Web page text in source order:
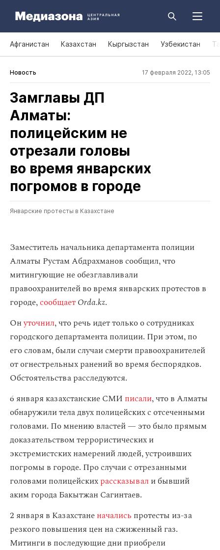
Афганистан Казахстан Кыргызстан Узбекистан
Новость 17 февраля 2022, 13:05
Замглавы ДП
Алматы:
полицейским не
отрезали головы
во время январских
погромов в городе
Январские протесты в Казахстане
Заместитель начальника департамента полиции
Алматы Рустам Абдрахманов сообщил, что
митингующие не обезглавливали
правоохранителей во время январских протестов в
городе,сообщаетOrda.kz.
Онуточнил, что речь идет только о сотрудниках
городского департамента полиции. При этом, по
его словам, были случаи смерти правоохранителей
от огнестрельных ранений во время беспорядков.
Обстоятельства расследуются.
6 января казахстанские СМИ писали, что в Алматы
обнаружили тела двух полицейских с отсеченными
головами. По мнению властей — это было прямым
доказательством террористических и
экстремистских намерений людей, устроивших
погромы в городе. Про случаи с отрезанными
головами полицейскихрассказывал и бывший
аким города Бакытжан Сагинтаев.
2 января в Казахстаненачались протесты из-за
резкого повышения цен на сжиженный газ.
Митинги в последующие дни приобрели